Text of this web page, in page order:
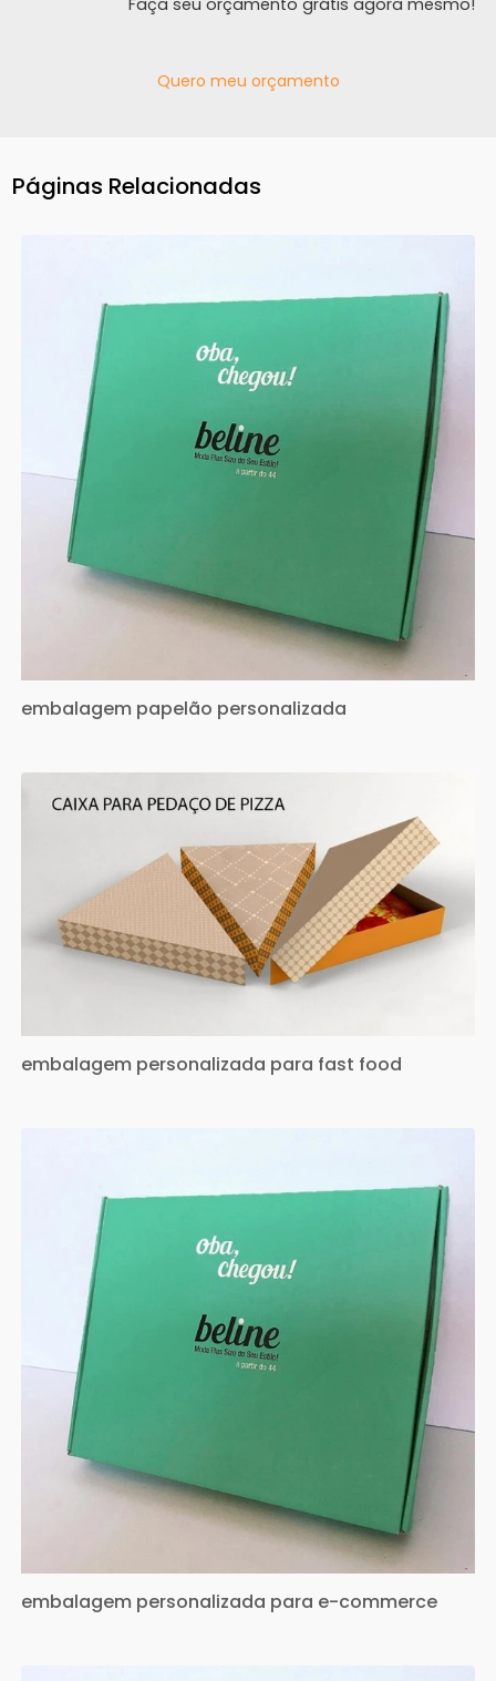
Quero meu orçamento
Páginas Relacionadas
embalagem papelão personalizada
embalagem personalizada para fast food
embalagem personalizada para e-commerce